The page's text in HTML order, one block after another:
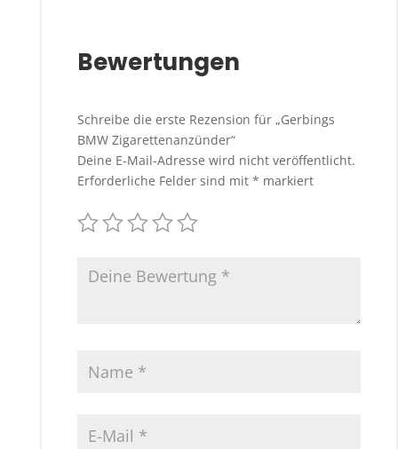
Bewertungen
Schreibe die erste Rezension für „Gerbings
BMW Zigarettenanzünder“
Deine E-Mail-Adresse wird nicht veröffentlicht.
Erforderliche Felder sind mit * markiert